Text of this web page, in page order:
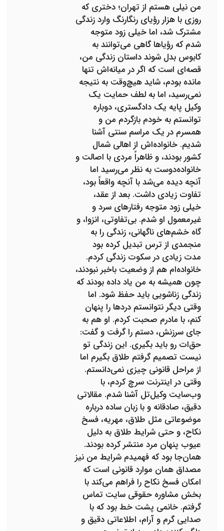
من نیلی هستم از تهران؛ دختری که
روزی با هزار رؤیای رنگارنگ وارد زندگی
مشترک شد، اما خیلی زود متوجه
شدم که رؤیاها گاهی می‌توانند به
کابوس بدل شوند داستان زندگی من،
قصه‌ای است که اگر در میانه‌اش تنها
مانده بودم، شاید هیچ‌وقت به نتیجه
نمی‌رسید، اما به لطف حمایت یک
وکیل پایه یک دادگستری، دوباره
توانستم به خودم بازگردم من و
همسرم در یک مراسم سنتی آشنا
شدیم. خانواده‌اش از اهالی شمال
کشور بودند، و ظاهراً مردی با اصالت و
خانواده‌دوست به نظر می‌رسید اما
آنچه دیده می‌شد با آنچه واقعاً بود،
تفاوت زیادی داشت. بعد از عقد،
خیلی زود متوجه رفتارهای سرد و
غیرمعمول او شدم. بی‌تفاوتی، انزوا، و
گاه خشم‌های ناگهانی، زندگی را به
منجمدی از ترس تبدیل کرده بود
مدت زیادی در سکوت زندگی کردم.
خانواده‌ام هم از وضعیت باخبر نبودند،
چون همیشه به من یاد داده بودند که
زندگی زناشویی باید حفظ شود. اما
وقتی دیگر نتوانستم دردها را پنهان
کنم، با مادرم صحبت کردم. او هم به
جای سرزنش، دستم را گرفت و گفت:
حق‌ات رو باید بگیری. این زندگی تو
نیست تصمیم گرفتم طلاق بگیرم اما
از مراحل قانونی چیزی نمی‌دانستم.
وقتی در اینترنت سرچ کردم، با
وب‌سایت وکیل‌تل آشنا شدم. مقالاتی
دقیق، صادقانه و با زبان ساده درباره
موضوعاتی مثل طلاق، مهریه، فسخ
نکاح، و حتی شرایط طلاق به دلیل
عیوب پنهان مرد منتشر کرده بودند.
همان‌جا بود که فهمیدم شرایط من نیز
مصداق همان موارد قانونی است که
امکان فسخ نکاح را فراهم می‌کند با
بخش مشاوره حقوقی سایت تماس
گرفتم. خانمی پشت خط بود که با
صدایی گرم و آرام، اطلاعاتی دقیق و